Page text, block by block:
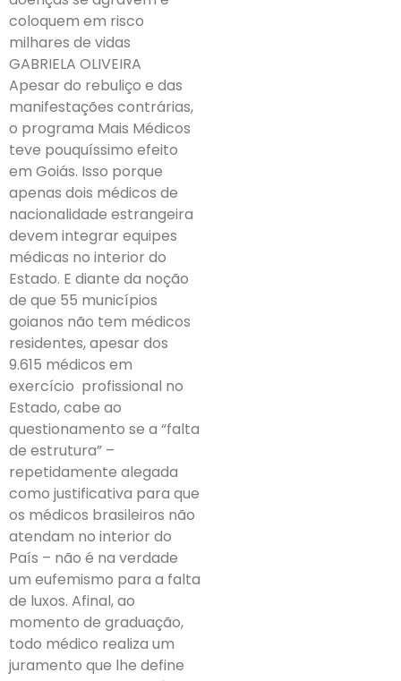
coloquem em risco
milhares de vidas
GABRIELA OLIVEIRA
Apesar do rebuliço e das
manifestações contrárias,
o programa Mais Médicos
teve pouquíssimo efeito
em Goiás. Isso porque
apenas dois médicos de
nacionalidade estrangeira
devem integrar equipes
médicas no interior do
Estado. E diante da noção
de que 55 municípios
goianos não tem médicos
residentes, apesar dos
9.615 médicos em
exercício profissional no
Estado, cabe ao
questionamento se a “falta
de estrutura” –
repetidamente alegada
como justificativa para que
os médicos brasileiros não
atendam no interior do
País – não é na verdade
um eufemismo para a falta
de luxos. Afinal, ao
momento de graduação,
todo médico realiza um
juramento que lhe define